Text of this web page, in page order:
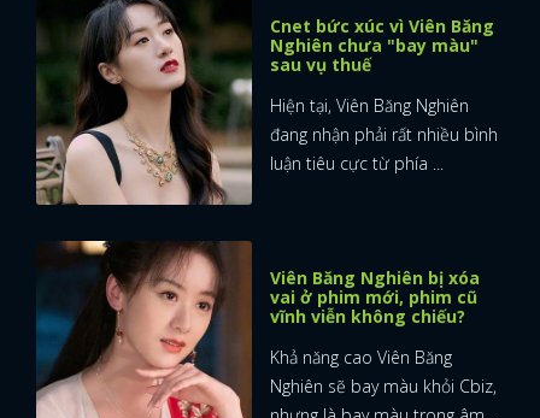
Cnet bức xúc vì Viên Băng
Nghiên chưa "bay màu"
sau vụ thuế
Hiện tại, Viên Băng Nghiên
đang nhận phải rất nhiều bình
luận tiêu cực từ phía ...
Viên Băng Nghiên bị xóa
vai ở phim mới, phim cũ
vĩnh viễn không chiếu?
Khả năng cao Viên Băng
Nghiên sẽ bay màu khỏi Cbiz,